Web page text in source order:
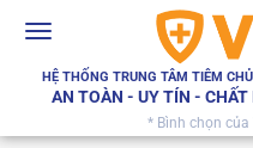
Toggle
HỆ THỐNG TRUNG TÂM TIÊM
AN TOÀN - UY TÍN -
* Bình chọn